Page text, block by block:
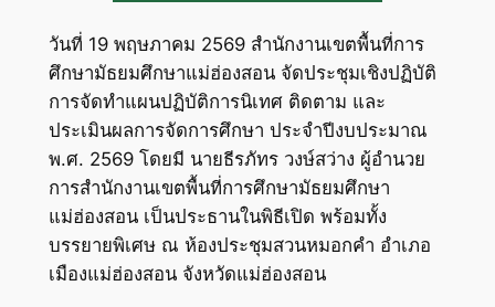
วันที่ 19 พฤษภาคม 2569 สำนักงานเขตพื้นที่การ
ศึกษามัธยมศึกษาแม่ฮ่องสอน จัดประชุมเชิงปฏิบัติ
การจัดทำแผนปฏิบัติการนิเทศ ติดตาม และ
ประเมินผลการจัดการศึกษา ประจำปีงบประมาณ
พ.ศ. 2569 โดยมี นายธีรภัทร วงษ์สว่าง ผู้อำนวย
การสำนักงานเขตพื้นที่การศึกษามัธยมศึกษา
แม่ฮ่องสอน เป็นประธานในพิธีเปิด พร้อมทั้ง
บรรยายพิเศษ ณ ห้องประชุมสวนหมอกคำ อำเภอ
เมืองแม่ฮ่องสอน จังหวัดแม่ฮ่องสอน